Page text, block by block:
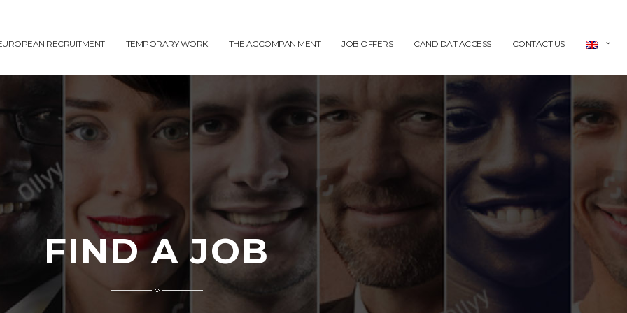
RECRUITMENT TEMPORARY WORK THE ACCOMPANIMENT JOB OFFERS CANDIDAT ACCESS CONTACT US
FIND A JOB